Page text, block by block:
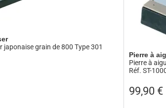
japonaise grain de 800 Type 301
Pierre à
Pierre à
Réf. ST-
99,90 €